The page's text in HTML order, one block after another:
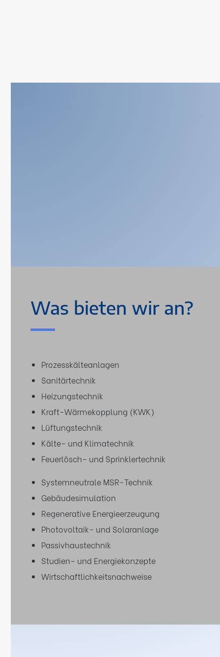
Was bieten wir an?
Prozesskälteanlagen
Sanitärtechnik
Heizungstechnik
Kraft-Wärmekopplung (KWK)
Lüftungstechnik
Kälte– und Klimatechnik
Feuerlösch– und Sprinklertechnik
Systemneutrale MSR-Technik
Gebäudesimulation
Regenerative Energieerzeugung
Photovoltaik– und Solaranlage
Passivhaustechnik
Studien– und Energiekonzepte
Wirtschaftlichkeitsnachweise